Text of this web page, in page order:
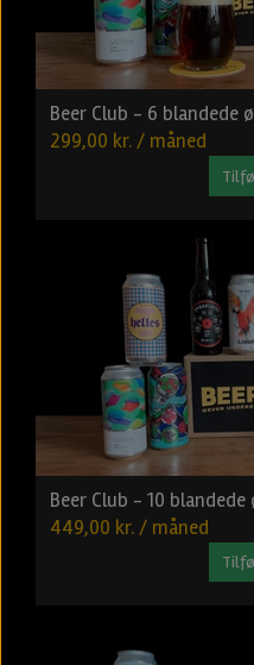
Beer Club - 6 blandede
299,00 kr. / måned
Beer Club - 10 blandede
449,00 kr. / måned